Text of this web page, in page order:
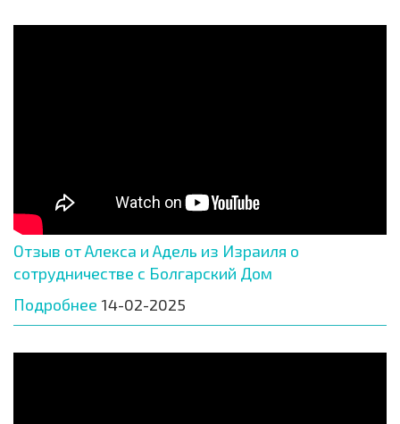
Отзыв от Алекса и Адель из Израиля о
сотрудничестве с Болгарский Дом
Подробнее 14-02-2025